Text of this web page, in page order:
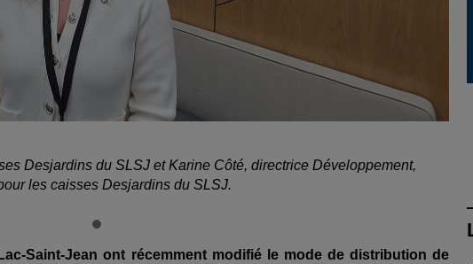
Desjardins du SLSJ et Karine Côté, directrice Développement,
les caisses Desjardins du SLSJ.
Saint-Jean ont récemment modifié le mode de distribution de